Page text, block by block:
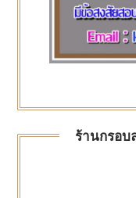
ร้านกรอบ